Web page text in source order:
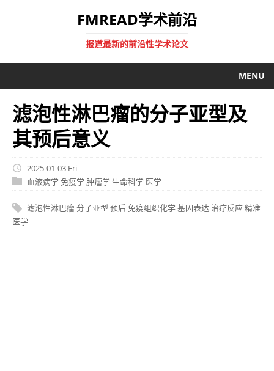
FMREAD学术前沿
报道最新的前沿性学术论文
MENU
滤泡性淋巴瘤的分子亚型及
其预后意义
2025-01-03 Fri
血液病学免疫学 肿瘤学 生命科学 医学
滤泡性淋巴瘤分子亚型 预后免疫组织化学基因表达治疗反应精准
医学